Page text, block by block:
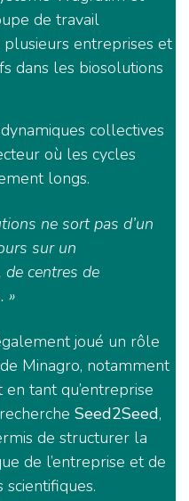
de travail
plusieurs entreprises et
dans les biosolutions
collectives
où les cycles
longs.
ne sort pas d’un
sur un
de centres de
»
joué un rôle
Minagro, notamment
tant qu’entreprise
Seed2Seed,
de structurer la
de l’entreprise et de